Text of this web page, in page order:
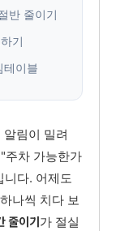
반 줄이기
기
테이블
림이 밀려
주차 가능한가
니다. 어제도
나씩 치다 보
줄이기 가 절실